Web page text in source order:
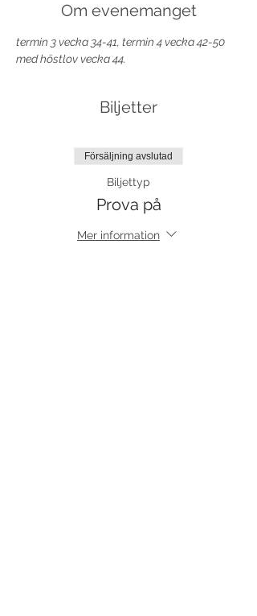
Om evenemanget
termin 3 vecka 34-41, termin 4 vecka 42-50
med höstlov vecka 44.
Biljetter
Försäljning avslutad
Biljettyp
Prova på
Mer information